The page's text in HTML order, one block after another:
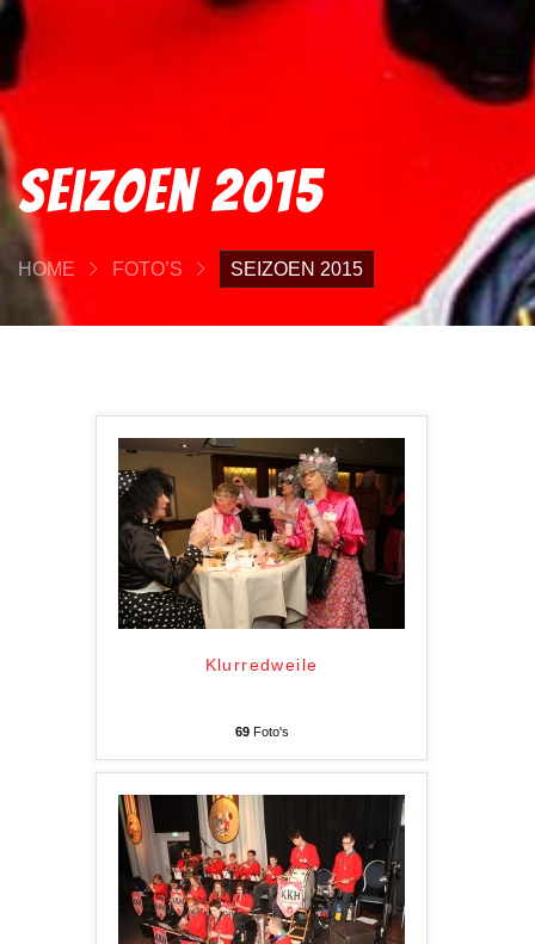
Seizoen 2015
HOME FOTO’S SEIZOEN 2015
Klurredweile
69Foto's